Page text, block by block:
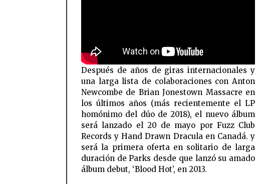
Después de años de giras internacionales y
una larga lista de colaboraciones con Anton
Newcombe de Brian Jonestown Massacre en
los últimos años (más recientemente el LP
homónimo del dúo de 2018), el nuevo álbum
será lanzado el 20 de mayo por Fuzz Club
Records y Hand Drawn Dracula en Canadá. y
será la primera oferta en solitario de larga
duración de Parks desde que lanzó su amado
álbum debut, ‘Blood Hot’, en 2013.